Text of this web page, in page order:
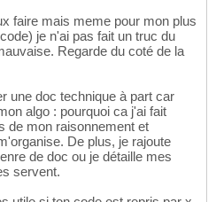
faire mais meme pour mon plus
je n'ai pas fait un truc du
Regarde du coté de la
une doc technique à part car
algo : pourquoi ca j'ai fait
de mon raisonnement et
De plus, je rajoute
de doc ou je détaille mes
servent.